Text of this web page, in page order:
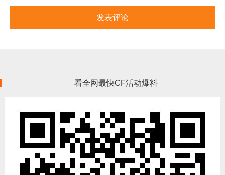
看全网最快CF活动爆料